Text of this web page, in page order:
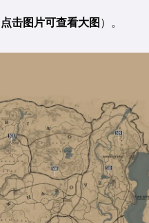
点击图片可查看大图）。